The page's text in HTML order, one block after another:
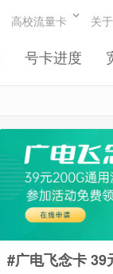
号卡进度
高校流量卡 关
#广电飞念卡 39